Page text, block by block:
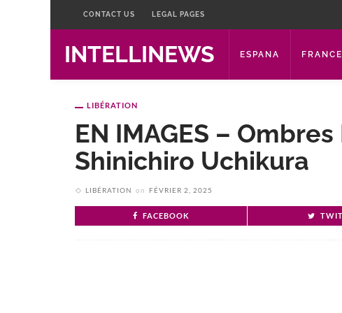
CONTACT US LEGAL PAGES
INTELLINEWS ESPANA FRANCE
LIBÉRATION
EN IMAGES –
Shinichiro Uchikura
LIBÉRATION on FÉVRIER 2, 2025
FACEBOOK